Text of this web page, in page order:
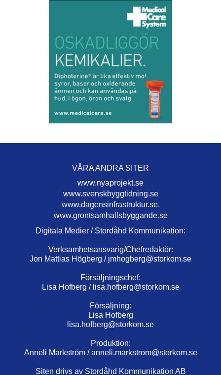
VÅRA ANDRA SITER
www.nyaprojekt.se
www.svenskbyggtidning.se
www.dagensinfrastruktur.se.
www.grontsamhallsbyggande.se
Digitala Medier / Stordåhd Kommunikation:
Verksamhetsansvarig/Chefredaktör:
Jon Mattias Högberg / jmhogberg@storkom.se
Försäljningschef:
Lisa Hofberg / lisa.hofberg@storkom.se
Försäljning:
Lisa Hofberg
lisa.hofberg@storkom.se
Produktion:
Anneli Markström /anneli.markstrom@storkom.se
Siten drivs av Stordåhd Kommunikation AB